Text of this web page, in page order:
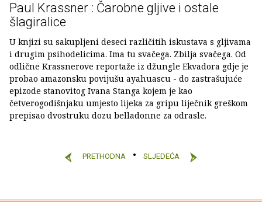
Paul Krassner : Čarobne gljive i ostale
šlagiralice
U knjizi su sakupljeni deseci različitih iskustava s gljivama
i drugim psihodelicima. Ima tu svačega. Zbilja svačega. Od
odlične Krassnerove reportaže iz džungle Ekvadora gdje je
probao amazonsku povijušu ayahuascu - do zastrašujuće
epizode stanovitog Ivana Stanga kojem je kao
četverogodišnjaku umjesto lijeka za gripu liječnik greškom
prepisao dvostruku dozu belladonne za odrasle.
PRETHODNA SLJEDEĆA